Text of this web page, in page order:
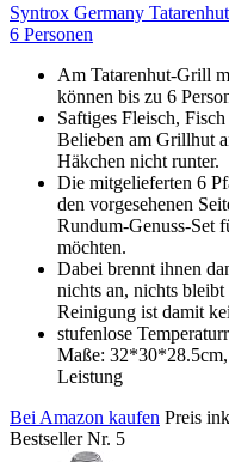
Syntrox Germany
6 Personen
Am Tatarenhut-Grill
können bis zu 6
Saftiges Fleisch,
Belieben am Grillhut
Häkchen nicht runter.
Die mitgelieferten 6
den vorgesehenen
Rundum-Genuss-Set
möchten.
Dabei brennt ihnen
nichts an, nichts
Reinigung ist damit
stufenlose
Maße:
Leistung
Bei Amazon kaufen Preis
Bestseller Nr. 5